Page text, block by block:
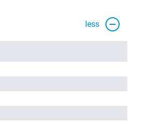
less